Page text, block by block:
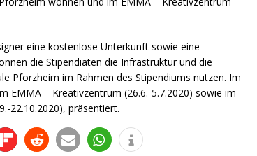
eine kostenlose Unterkunft sowie eine
die Stipendiaten die Infrastruktur und die
Pforzheim im Rahmen des Stipendiums nutzen. Im
EMMA – Kreativzentrum (26.6.-5.7.2020) sowie im
22.10.2020), präsentiert.